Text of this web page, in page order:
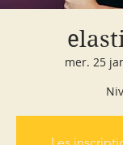
mer. 25
Les